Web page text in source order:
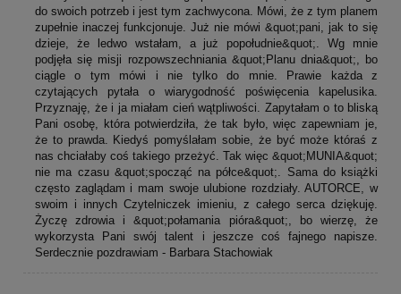
do swoich potrzeb i jest tym zachwycona. Mówi, że z tym planem
zupełnie inaczej funkcjonuje. Już nie mówi &quot;pani, jak to się
dzieje, że ledwo wstałam, a już popołudnie&quot;. Wg mnie
podjęła się misji rozpowszechniania &quot;Planu dnia&quot;, bo
ciągle o tym mówi i nie tylko do mnie. Prawie każda z
czytających pytała o wiarygodność poświęcenia kapelusika.
Przyznaję, że i ja miałam cień wątpliwości. Zapytałam o to bliską
Pani osobę, która potwierdziła, że tak było, więc zapewniam je,
że to prawda. Kiedyś pomyślałam sobie, że być może któraś z
nas chciałaby coś takiego przeżyć. Tak więc &quot;MUNIA&quot;
nie ma czasu &quot;spocząć na półce&quot;. Sama do książki
często zaglądam i mam swoje ulubione rozdziały. AUTORCE, w
swoim i innych Czytelniczek imieniu, z całego serca dziękuję.
Życzę zdrowia i &quot;połamania pióra&quot;, bo wierzę, że
wykorzysta Pani swój talent i jeszcze coś fajnego napisze.
Serdecznie pozdrawiam - Barbara Stachowiak